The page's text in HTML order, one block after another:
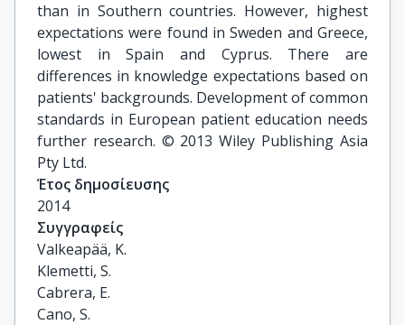
than in Southern countries. However, highest
expectations were found in Sweden and Greece,
lowest in Spain and Cyprus. There are
differences in knowledge expectations based on
patients' backgrounds. Development of common
standards in European patient education needs
further research. © 2013 Wiley Publishing Asia
Pty Ltd.
Έτος δημοσίευσης
2014
Συγγραφείς
Valkeapää, K.
Klemetti, S.
Cabrera, E.
Cano, S.